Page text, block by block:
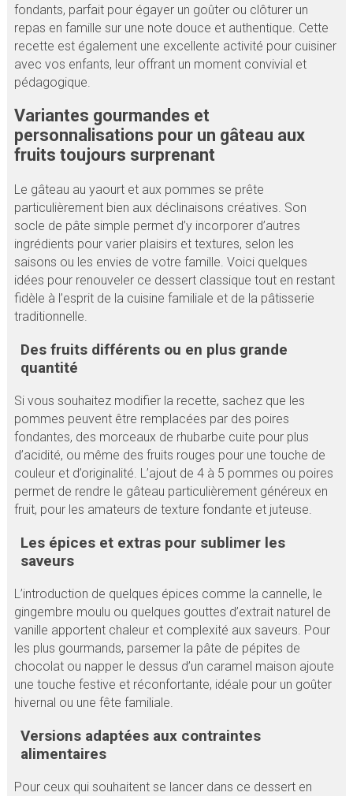
fondants, parfait pour égayer un goûter ou clôturer un
repas en famille sur une note douce et authentique. Cette
recette est également une excellente activité pour cuisiner
avec vos enfants, leur offrant un moment convivial et
pédagogique.
Variantes gourmandes et
personnalisations pour un gâteau aux
fruits toujours surprenant
Le gâteau au yaourt et aux pommes se prête
particulièrement bien aux déclinaisons créatives. Son
socle de pâte simple permet d’y incorporer d’autres
ingrédients pour varier plaisirs et textures, selon les
saisons ou les envies de votre famille. Voici quelques
idées pour renouveler ce dessert classique tout en restant
fidèle à l’esprit de la cuisine familiale et de la pâtisserie
traditionnelle.
Des fruits différents ou en plus grande
quantité
Si vous souhaitez modifier la recette, sachez que les
pommes peuvent être remplacées par des poires
fondantes, des morceaux de rhubarbe cuite pour plus
d’acidité, ou même des fruits rouges pour une touche de
couleur et d’originalité. L’ajout de 4 à 5 pommes ou poires
permet de rendre le gâteau particulièrement généreux en
fruit, pour les amateurs de texture fondante et juteuse.
Les épices et extras pour sublimer les
saveurs
L’introduction de quelques épices comme la cannelle, le
gingembre moulu ou quelques gouttes d’extrait naturel de
vanille apportent chaleur et complexité aux saveurs. Pour
les plus gourmands, parsemer la pâte de pépites de
chocolat ou napper le dessus d’un caramel maison ajoute
une touche festive et réconfortante, idéale pour un goûter
hivernal ou une fête familiale.
Versions adaptées aux contraintes
alimentaires
Pour ceux qui souhaitent se lancer dans ce dessert en